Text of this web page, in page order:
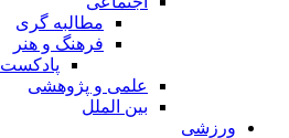
مطالبه گری
فرهنگ و هنر
پادکست
علمی و پژوهشی
بین الملل
ورزشی